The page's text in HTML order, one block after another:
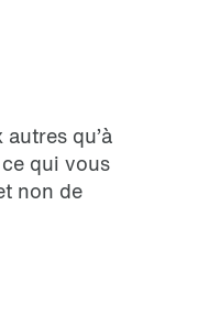
qu’à
qui vous
non de